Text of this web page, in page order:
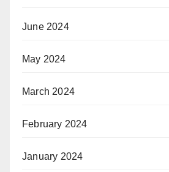
June 2024
May 2024
March 2024
February 2024
January 2024